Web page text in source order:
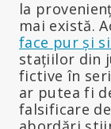
la
mai există.
face pur și
stațiilor din
fictive în
ar putea fi
falsificare